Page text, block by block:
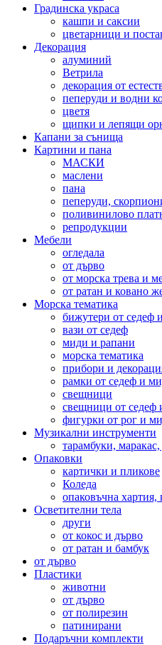
Градинска украса
кашпи и саксии
цветарници и
Декорация
алуминий
Ветрила
декорация от
пеперуди и водни
цветя
щипки и лепящи
Капани за сънища
Картини и пана
МАСКИ
маслени
пана
пеперуди,
поливинилово
репродукции
Мебели
огледала
от дърво
от морска трева и
от ратан и ковано
Морска тематика
бижутери от седеф
вази от седеф
миди и рапани
морска тематика
прибори и
рамки от седеф и
свещници
свещници от седеф
фигурки от рог и
Музикални инструменти
тарамбуки,
Опаковки
картички и пликове
Коледа
опаковъчна хартия,
Осветителни тела
други
от кокос и дърво
от ратан и бамбук
от дърво
Пластики
животни
от дърво
от полирезин
патинирани
Подаръчни комплекти